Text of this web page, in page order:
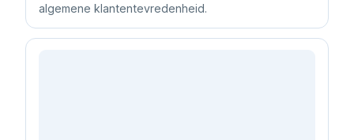
algemene klantentevredenheid.